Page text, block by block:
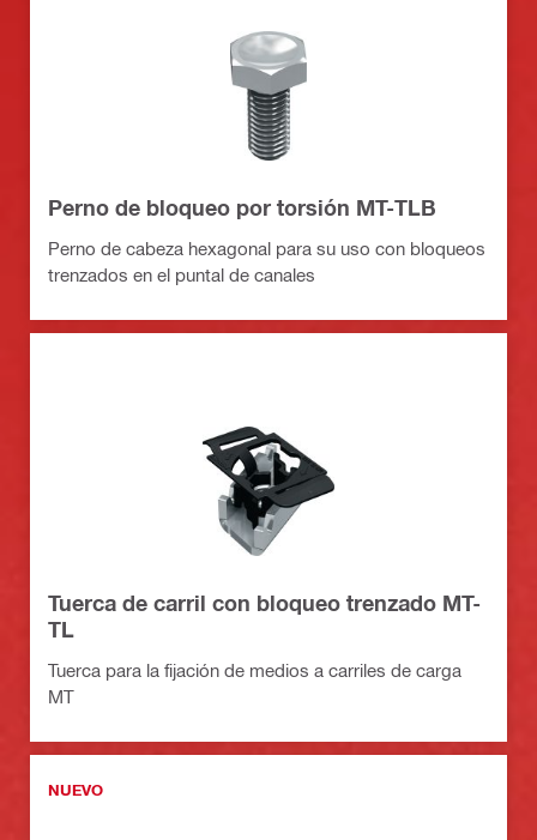
Perno de bloqueo por torsión MT-TLB
Perno de cabeza hexagonal para su uso con bloqueos
trenzados en el puntal de canales
Tuerca de carril con bloqueo trenzado MT-
TL
Tuerca para la fijación de medios a carriles de carga
MT
NUEVO